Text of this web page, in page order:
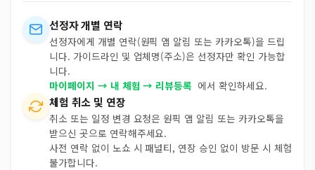
선정자 개별 연락
선정자에게 개별 연락(원픽 앱 알림 또는 카카오톡)을 드립
니다. 가이드라인 및 업체명(주소)은 선정자만 확인 가능합
니다.
마이페이지 → 내 체험 → 리뷰등록 에서 확인하세요.
체험 취소 및 연장
취소 또는 일정 변경 요청은 원픽 앱 알림 또는 카카오톡을
받으신 곳으로 연락해주세요.
사전 연락 없이 노쇼 시 패널티, 연장 승인 없이 방문 시 체험
불가합니다.